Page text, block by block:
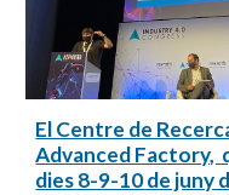
El Centre de
Advanced Factory,
dies 8-9-10 de juny